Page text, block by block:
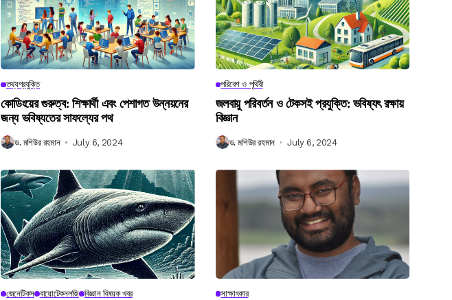
তথ্যপ্রযুক্তি
কোডিংয়ের গুরুত্ব: শিক্ষার্থী এবং পেশাগত উন্নয়নের
জন্য ভবিষ্যতের সাফল্যের পথ
ড. মশিউর রহমান July 6, 2024
পরিবেশ ও পৃথিবী
জলবায়ু পরিবর্তন ও টেকসই প্রযুক্তি: ভবিষ্যৎ রক্ষায়
বিজ্ঞান
ড. মশিউর রহমান July 6, 2024
জেনেটিকস বায়োটেকনলজি বিজ্ঞান বিষয়ক খবর সাক্ষাৎকার